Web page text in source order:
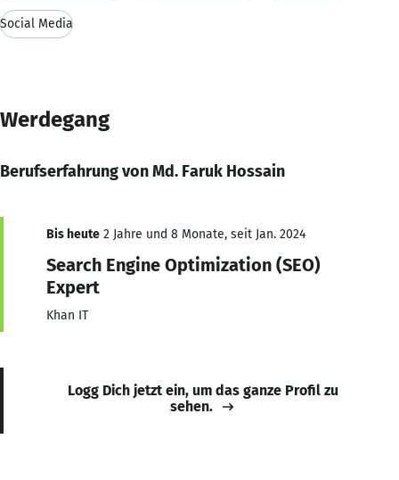
Social Media
Werdegang
Berufserfahrung von Md. Faruk Hossain
Bis heute 2 Jahre und 8 Monate, seit Jan. 2024
Search Engine Optimization (SEO)
Expert
Khan IT
Logg Dich jetzt ein, um das ganze Profil zu
sehen.